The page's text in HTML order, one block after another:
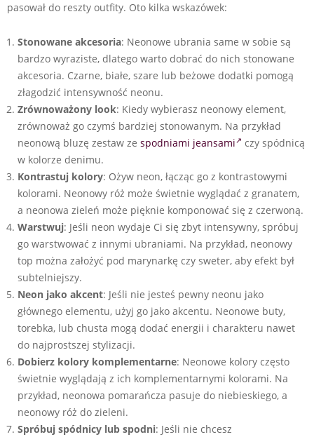
pasował do reszty outfity. Oto kilka wskazówek:
Stonowane akcesoria: Neonowe ubrania same w sobie są
bardzo wyraziste, dlatego warto dobrać do nich stonowane
akcesoria. Czarne, białe, szare lub beżowe dodatki pomogą
złagodzić intensywność neonu.
Zrównoważony look: Kiedy wybierasz neonowy element,
zrównoważ go czymś bardziej stonowanym. Na przykład
neonową bluzę zestaw ze spodniami jeansami
czy spódnicą
w kolorze denimu.
Kontrastuj kolory: Ożyw neon, łącząc go z kontrastowymi
kolorami. Neonowy róż może świetnie wyglądać z granatem,
a neonowa zieleń może pięknie komponować się z czerwoną.
Warstwuj: Jeśli neon wydaje Ci się zbyt intensywny, spróbuj
go warstwować z innymi ubraniami. Na przykład, neonowy
top można założyć pod marynarkę czy sweter, aby efekt był
subtelniejszy.
Neon jako akcent: Jeśli nie jesteś pewny neonu jako
głównego elementu, użyj go jako akcentu. Neonowe buty,
torebka, lub chusta mogą dodać energii i charakteru nawet
do najprostszej stylizacji.
Dobierz kolory komplementarne: Neonowe kolory często
świetnie wyglądają z ich komplementarnymi kolorami. Na
przykład, neonowa pomarańcza pasuje do niebieskiego, a
neonowy róż do zieleni.
Spróbuj spódnicy lub spodni: Jeśli nie chcesz